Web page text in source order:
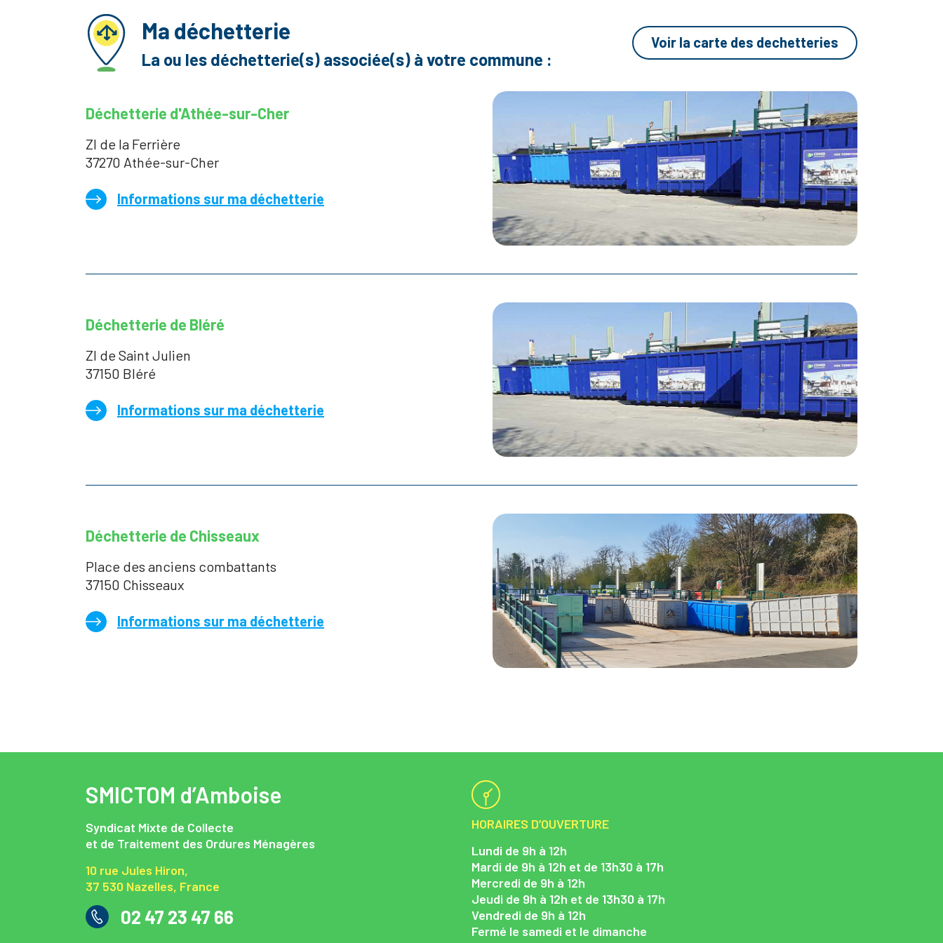
Voir la carte des dechetteries
Ma déchetterie
La ou les déchetterie(s) associée(s) à votre commune :
Déchetterie d'Athée-sur-Cher
ZI de la Ferrière
37270 Athée-sur-Cher
Informations sur ma déchetterie
Déchetterie de Bléré
ZI de Saint Julien
37150 Bléré
Informations sur ma déchetterie
Déchetterie de Chisseaux
Place des anciens combattants
37150 Chisseaux
Informations sur ma déchetterie
SMICTOM d’Amboise
Syndicat Mixte de Collecte
et de Traitement des Ordures Ménagères
10 rue Jules Hiron,
37 530 Nazelles, France
02 47 23 47 66
HORAIRES D’OUVERTURE
Lundi de 9h à 12h
Mardi de 9h à 12h et de 13h30 à 17h
Mercredi de 9h à 12h
Jeudi de 9h à 12h et de 13h30 à 17h
Vendredi de 9h à 12h
Fermé le samedi et le dimanche